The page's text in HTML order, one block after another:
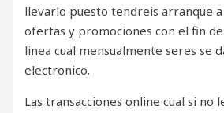
llevarlo puesto tendreis arranque
ofertas y promociones con el fin
linea cual mensualmente seres se
electronico.
Las transacciones online cual si no